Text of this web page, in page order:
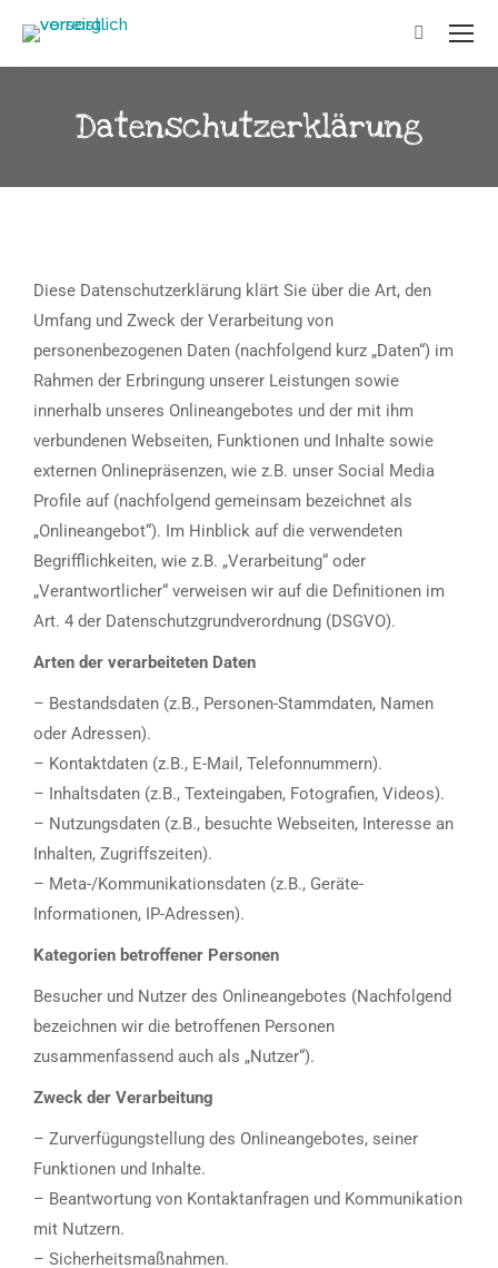
Datenschutzerklärung
Diese Datenschutzerklärung klärt Sie über die Art, den
Umfang und Zweck der Verarbeitung von
personenbezogenen Daten (nachfolgend kurz „Daten“) im
Rahmen der Erbringung unserer Leistungen sowie
innerhalb unseres Onlineangebotes und der mit ihm
verbundenen Webseiten, Funktionen und Inhalte sowie
externen Onlinepräsenzen, wie z.B. unser Social Media
Profile auf (nachfolgend gemeinsam bezeichnet als
„Onlineangebot“). Im Hinblick auf die verwendeten
Begrifflichkeiten, wie z.B. „Verarbeitung“ oder
„Verantwortlicher“ verweisen wir auf die Definitionen im
Art. 4 der Datenschutzgrundverordnung (DSGVO).
Arten der verarbeiteten Daten
– Bestandsdaten (z.B., Personen-Stammdaten, Namen
oder Adressen).
– Kontaktdaten (z.B., E-Mail, Telefonnummern).
– Inhaltsdaten (z.B., Texteingaben, Fotografien, Videos).
– Nutzungsdaten (z.B., besuchte Webseiten, Interesse an
Inhalten, Zugriffszeiten).
– Meta-/Kommunikationsdaten (z.B., Geräte-
Informationen, IP-Adressen).
Kategorien betroffener Personen
Besucher und Nutzer des Onlineangebotes (Nachfolgend
bezeichnen wir die betroffenen Personen
zusammenfassend auch als „Nutzer“).
Zweck der Verarbeitung
– Zurverfügungstellung des Onlineangebotes, seiner
Funktionen und Inhalte.
– Beantwortung von Kontaktanfragen und Kommunikation
mit Nutzern.
– Sicherheitsmaßnahmen.